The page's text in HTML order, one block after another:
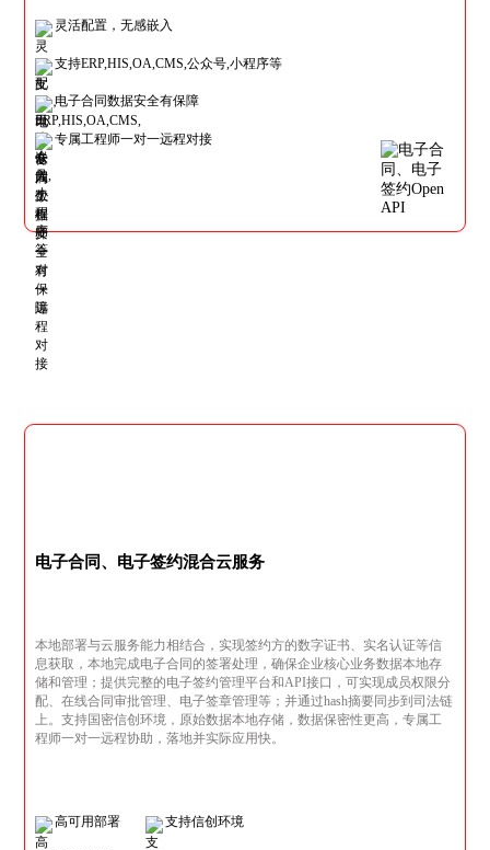
灵活配置，无感嵌入
支持ERP,HIS,OA,CMS,公众号,小程序等
电子合同数据安全有保障
专属工程师一对一远程对接
电子合同、电子签约混合云服务
本地部署与云服务能力相结合，实现签约方的数字证书、实名认证等信
息获取，本地完成电子合同的签署处理，确保企业核心业务数据本地存
储和管理；提供完整的电子签约管理平台和API接口，可实现成员权限分
配、在线合同审批管理、电子签章管理等；并通过hash摘要同步到司法链
上。支持国密信创环境，原始数据本地存储，数据保密性更高，专属工
程师一对一远程协助，落地并实际应用快。
高可用部署 支持信创环境